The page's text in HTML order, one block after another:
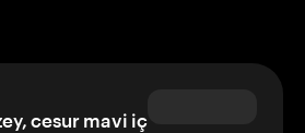
cesur mavi iç